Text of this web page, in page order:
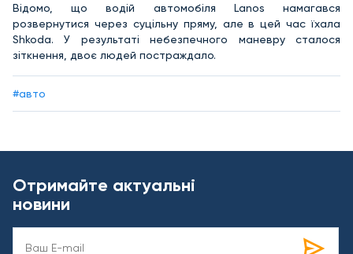
Відомо, що водій автомобіля Lanos намагався
розвернутися через суцільну пряму, але в цей час їхала
Shkoda. У результаті небезпечного маневру сталося
зіткнення, двоє людей постраждало.
#авто
Отримайте актуальні
новини